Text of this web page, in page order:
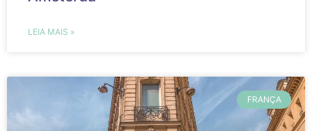
LEIA MAIS »
FRANÇA